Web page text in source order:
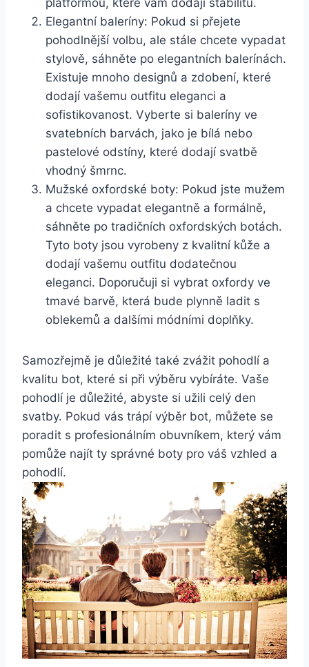
Elegantní baleríny: Pokud si přejete‌
pohodlnější volbu, ale stále chcete vypadat
stylově, sáhněte po ⁢elegantních balerínách.
Existuje mnoho designů a zdobení, které
dodají‍ vašemu outfitu eleganci a
sofistikovanost. Vyberte si baleríny ve
svatebních⁢ barvách, jako je bílá nebo
⁣pastelové odstíny, které dodají svatbě
vhodný ‍šmrnc.
Mužské oxfordské boty: Pokud jste mužem
a chcete‌ vypadat elegantně a formálně,
sáhněte po tradičních oxfordských⁢ botách.
‌Tyto boty jsou⁢ vyrobeny z kvalitní ​kůže a
dodají vašemu‌ outfitu dodatečnou
eleganci. Doporučuji si vybrat oxfordy ve
tmavé barvě, která bude plynně ladit s⁢
oblekemů a dalšími módními‌ doplňky.
Samozřejmě je důležité také zvážit pohodlí a
kvalitu bot, které si při výběru vybíráte. Vaše
pohodlí je důležité, abyste si užili‌ celý den
svatby. Pokud vás trápí výběr bot, můžete se
⁢poradit‍ s profesionálním⁣ obuvníkem, který vám
pomůže najít⁤ ty správné boty pro váš vzhled a
pohodlí.